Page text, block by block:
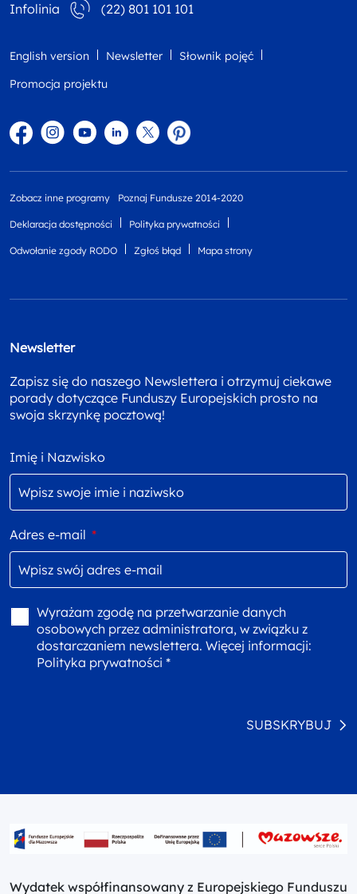
Infolinia (22) 801 101 101
English version Newsletter
Słownik pojęć
Promocja projektu
FacebookInstagram
YouTubeLinkedintwitterPinterest
Zobacz inne programy Poznaj Fundusze 2014-2020
Deklaracja dostępności Polityka prywatności
Odwołanie zgody RODO Zgłoś błąd Mapa strony
Newsletter
Zapisz się do naszego Newslettera i otrzymuj ciekawe
porady dotyczące Funduszy Europejskich prosto na
swoja skrzynkę pocztową!
Imię i Nazwisko
Adres e-mail *
Wyrażam zgodę na przetwarzanie danych
osobowych przez administratora, w związku z
dostarczaniem newslettera. Więcej informacji:
Polityka prywatności *
SUBSKRYBUJ
Wydatek współfinansowany z Europejskiego Funduszu